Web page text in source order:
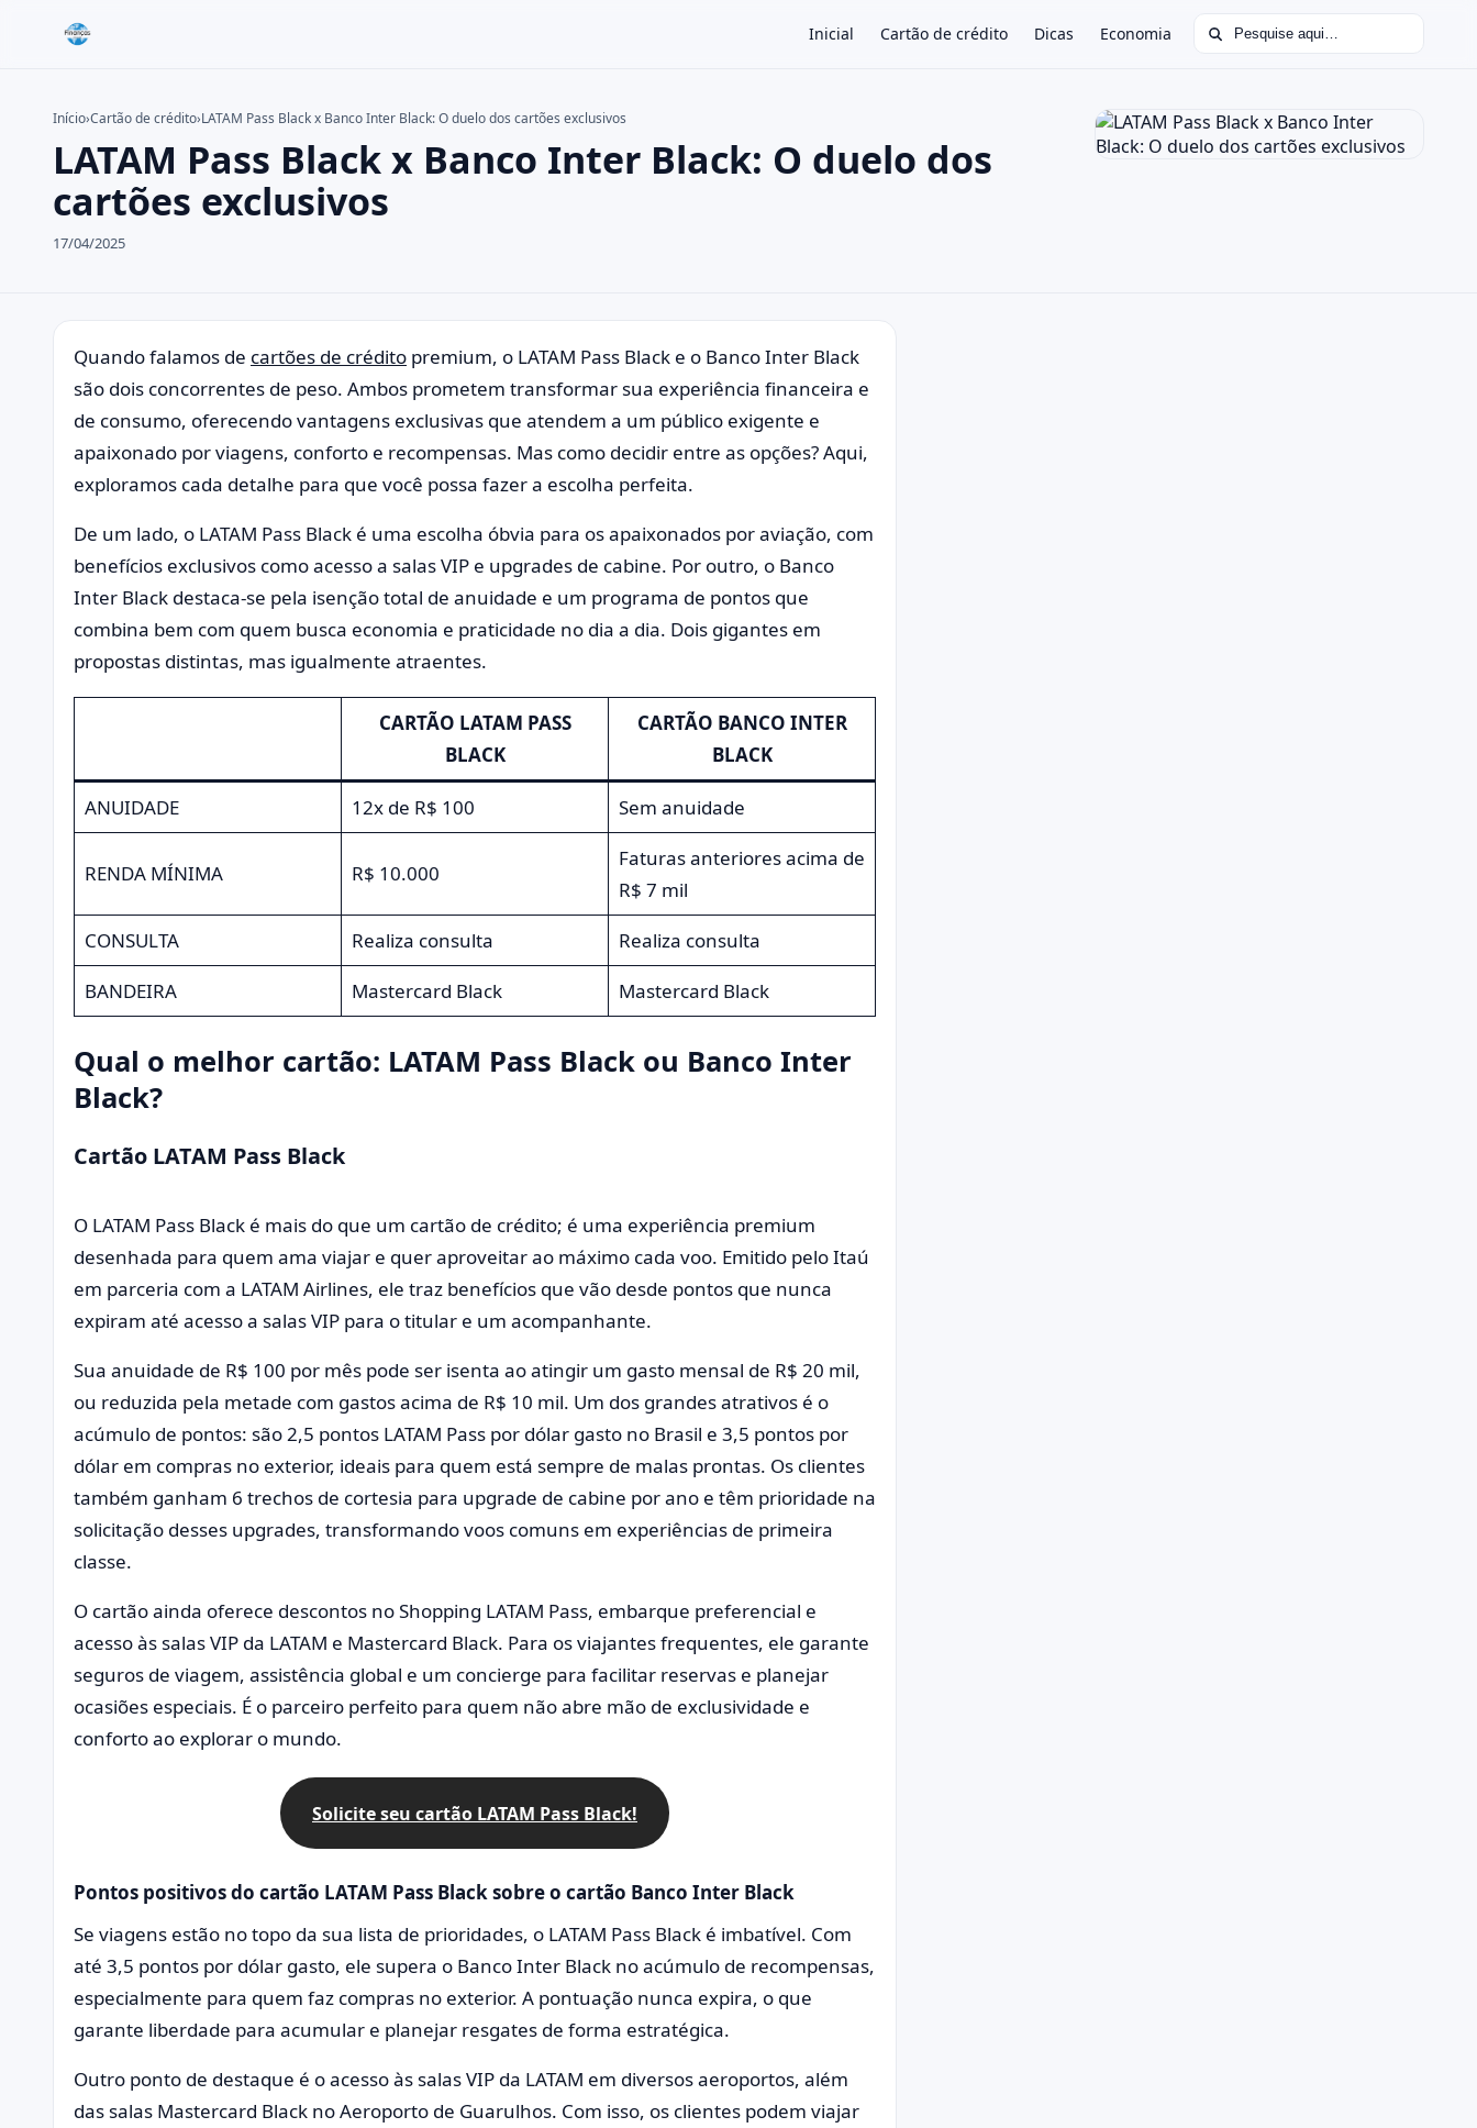
Inicial Cartão de crédito Dicas Economia Buscar por:
Buscar no site
Buscar por:
Pressione Enter para buscar ou ESC para fechar.
Início›Cartão de crédito›LATAM Pass Black x Banco Inter Black: O duelo dos cartões exclusivos
LATAM Pass Black x Banco Inter Black: O duelo dos
cartões exclusivos
17/04/2025
Quando falamos de cartões de crédito premium, o LATAM Pass Black e o Banco Inter Black
são dois concorrentes de peso. Ambos prometem transformar sua experiência financeira e
de consumo, oferecendo vantagens exclusivas que atendem a um público exigente e
apaixonado por viagens, conforto e recompensas. Mas como decidir entre as opções? Aqui,
exploramos cada detalhe para que você possa fazer a escolha perfeita.
De um lado, o LATAM Pass Black é uma escolha óbvia para os apaixonados por aviação, com
benefícios exclusivos como acesso a salas VIP e upgrades de cabine. Por outro, o Banco
Inter Black destaca-se pela isenção total de anuidade e um programa de pontos que
combina bem com quem busca economia e praticidade no dia a dia. Dois gigantes em
propostas distintas, mas igualmente atraentes.
CARTÃO LATAM PASS
BLACK
CARTÃO BANCO INTER
BLACK
ANUIDADE 12x de R$ 100 Sem anuidade
RENDA MÍNIMA R$ 10.000
Faturas anteriores acima de
R$ 7 mil
CONSULTA
Realiza consulta
Realiza consulta
BANDEIRA
Mastercard Black Mastercard Black
Qual o melhor cartão: LATAM Pass Black ou Banco Inter
Black?
Cartão LATAM Pass Black
O LATAM Pass Black é mais do que um cartão de crédito; é uma experiência premium
desenhada para quem ama viajar e quer aproveitar ao máximo cada voo. Emitido pelo Itaú
em parceria com a LATAM Airlines, ele traz benefícios que vão desde pontos que nunca
expiram até acesso a salas VIP para o titular e um acompanhante.
Sua anuidade de R$ 100 por mês pode ser isenta ao atingir um gasto mensal de R$ 20 mil,
ou reduzida pela metade com gastos acima de R$ 10 mil. Um dos grandes atrativos é o
acúmulo de pontos: são 2,5 pontos LATAM Pass por dólar gasto no Brasil e 3,5 pontos por
dólar em compras no exterior, ideais para quem está sempre de malas prontas. Os clientes
também ganham 6 trechos de cortesia para upgrade de cabine por ano e têm prioridade na
solicitação desses upgrades, transformando voos comuns em experiências de primeira
classe.
O cartão ainda oferece descontos no Shopping LATAM Pass, embarque preferencial e
acesso às salas VIP da LATAM e Mastercard Black. Para os viajantes frequentes, ele garante
seguros de viagem, assistência global e um concierge para facilitar reservas e planejar
ocasiões especiais. É o parceiro perfeito para quem não abre mão de exclusividade e
conforto ao explorar o mundo.
Solicite seu cartão LATAM Pass Black!
Pontos positivos do cartão LATAM Pass Black sobre o cartão Banco Inter Black
Se viagens estão no topo da sua lista de prioridades, o LATAM Pass Black é imbatível. Com
até 3,5 pontos por dólar gasto, ele supera o Banco Inter Black no acúmulo de recompensas,
especialmente para quem faz compras no exterior. A pontuação nunca expira, o que
garante liberdade para acumular e planejar resgates de forma estratégica.
Outro ponto de destaque é o acesso às salas VIP da LATAM em diversos aeroportos, além
das salas Mastercard Black no Aeroporto de Guarulhos. Com isso, os clientes podem viajar